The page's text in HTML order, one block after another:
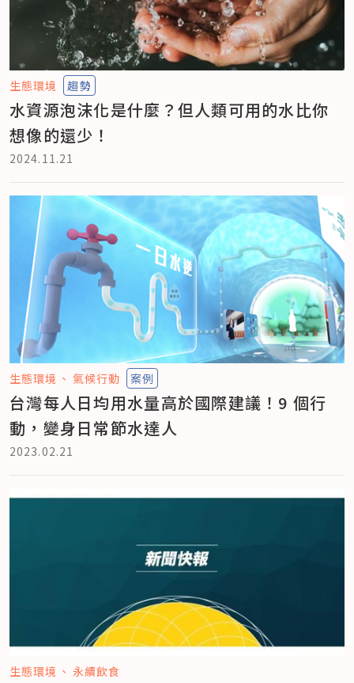
生態環境 趨勢
水資源泡沫化是什麼？但人類可用的水比你
想像的還少！
2024.11.21
生態環境 氣候行動 案例
台灣每人日均用水量高於國際建議！9 個行
動，變身日常節水達人
2023.02.21
生態環境 永續飲食